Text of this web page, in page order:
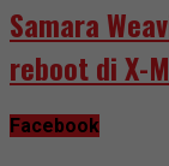
Samara
reboot di X-
Facebook